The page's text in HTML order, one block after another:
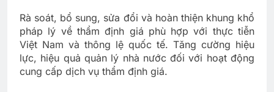
Rà soát, bổ sung, sửa đổi và hoàn thiện khung khổ
pháp lý về thẩm định giá phù hợp với thực tiễn
Việt Nam và thông lệ quốc tế. Tăng cường hiệu
lực, hiệu quả quản lý nhà nước đối với hoạt động
cung cấp dịch vụ thẩm định giá.